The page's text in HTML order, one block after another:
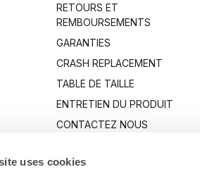
uses cookies
RETOURS ET
REMBOURSEMENTS
GARANTIES
CRASH REPLACEMENT
TABLE DE TAILLE
ENTRETIEN DU PRODUIT
CONTACTEZ NOUS